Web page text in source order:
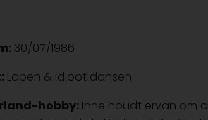
30/07/1986
Lopen & idioot dansen
hobby: Inne houdt ervan om